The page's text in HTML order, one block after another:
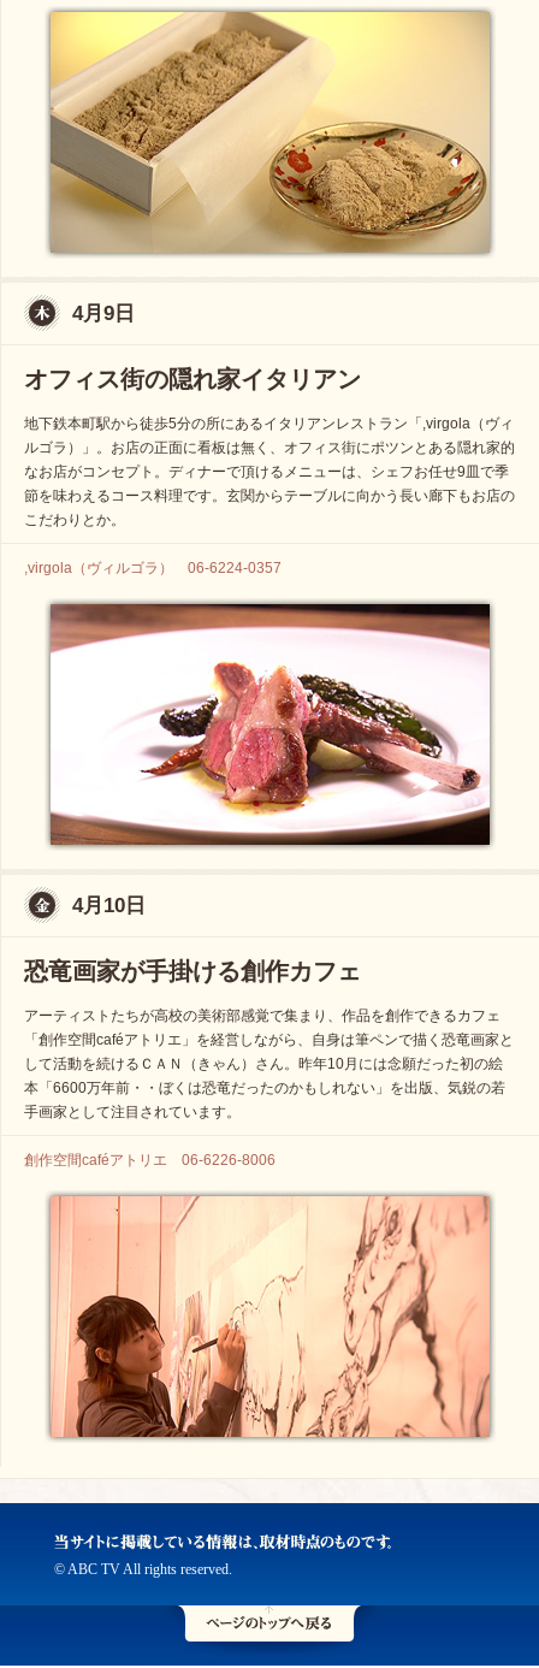
4月9日
オフィス街の隠れ家イタリアン
地下鉄本町駅から徒歩5分の所にあるイタリアンレストラン「,virgola（ヴィ
ルゴラ）」。お店の正面に看板は無く、オフィス街にポツンとある隠れ家的
なお店がコンセプト。ディナーで頂けるメニューは、シェフお任せ9皿で季
節を味わえるコース料理です。玄関からテーブルに向かう長い廊下もお店の
こだわりとか。
,virgola（ヴィルゴラ） 06-6224-0357
4月10日
恐竜画家が手掛ける創作カフェ
アーティストたちが高校の美術部感覚で集まり、作品を創作できるカフェ
「創作空間caféアトリエ」を経営しながら、自身は筆ペンで描く恐竜画家と
して活動を続けるＣＡＮ（きゃん）さん。昨年10月には念願だった初の絵
本「6600万年前・・ぼくは恐竜だったのかもしれない」を出版、気鋭の若
手画家として注目されています。
創作空間caféアトリエ 06-6226-8006
© ABC TV All rights reserved.